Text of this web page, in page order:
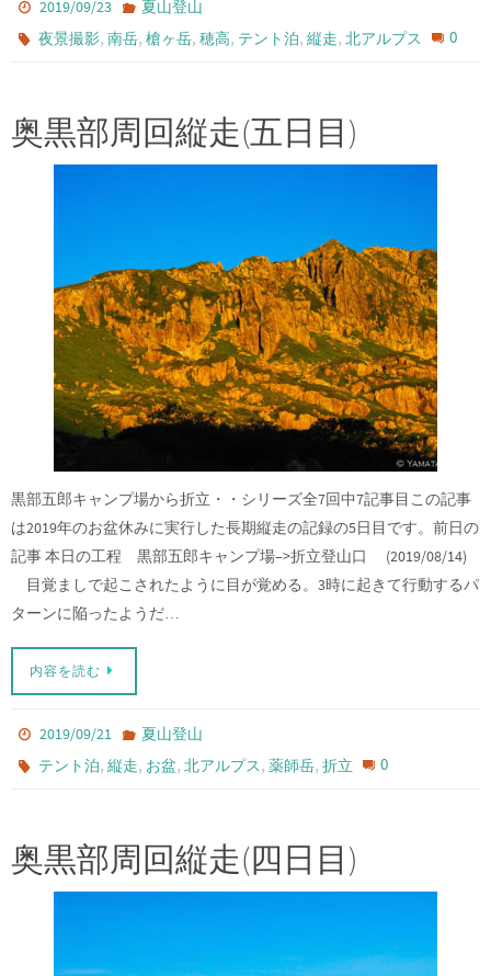
2019/09/23
夏山登山
夜景撮影,南岳,槍ヶ岳,穂高, テント泊,縦走,北アルプス 0
奥黒部周回縦走(五日目)
黒部五郎キャンプ場から折立・・シリーズ全7回中7記事目この記事
は2019年のお盆休みに実行した長期縦走の記録の5日目です。前日の
記事 本日の工程 黒部五郎キャンプ場–>折立登山口 (2019/08/14)
目覚ましで起こされたように目が覚める。3時に起きて行動するパ
ターンに陥ったようだ…
内容を読む
2019/09/21
夏山登山
テント泊,縦走, お盆,北アルプス,薬師岳,折立 0
奥黒部周回縦走(四日目)